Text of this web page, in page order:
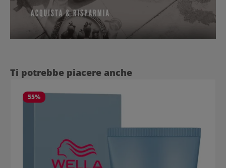
Salta la galleria dei prodotti
Ti potrebbe piacere anche
55%